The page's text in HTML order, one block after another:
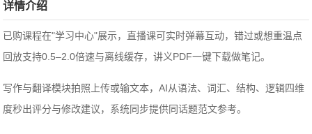
详情介绍
已购课程在"学习中心"展示，直播课可实时弹幕互动，错过或想重温点
回放支持0.5–2.0倍速与离线缓存，讲义PDF一键下载做笔记。
写作与翻译模块拍照上传或输文本，AI从语法、词汇、结构、逻辑四维
度秒出评分与修改建议，系统同步提供同话题范文参考。